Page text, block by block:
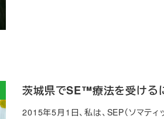
茨城県でSE™療法を受ける
2015年5月1日、私は、SEP（ソマテ